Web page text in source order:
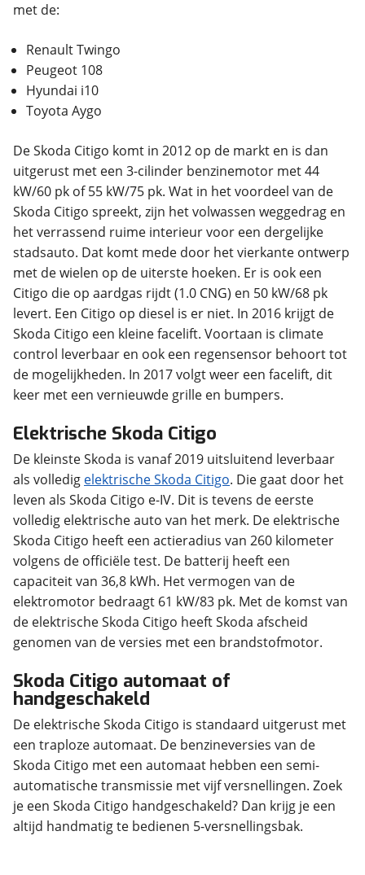
met de:
Renault Twingo
Peugeot 108
Hyundai i10
Toyota Aygo
De Skoda Citigo komt in 2012 op de markt en is dan
uitgerust met een 3-cilinder benzinemotor met 44
kW/60 pk of 55 kW/75 pk. Wat in het voordeel van de
Skoda Citigo spreekt, zijn het volwassen weggedrag en
het verrassend ruime interieur voor een dergelijke
stadsauto. Dat komt mede door het vierkante ontwerp
met de wielen op de uiterste hoeken. Er is ook een
Citigo die op aardgas rijdt (1.0 CNG) en 50 kW/68 pk
levert. Een Citigo op diesel is er niet. In 2016 krijgt de
Skoda Citigo een kleine facelift. Voortaan is climate
control leverbaar en ook een regensensor behoort tot
de mogelijkheden. In 2017 volgt weer een facelift, dit
keer met een vernieuwde grille en bumpers.
Elektrische Skoda Citigo
De kleinste Skoda is vanaf 2019 uitsluitend leverbaar
als volledig elektrische Skoda Citigo. Die gaat door het
leven als Skoda Citigo e-IV. Dit is tevens de eerste
volledig elektrische auto van het merk. De elektrische
Skoda Citigo heeft een actieradius van 260 kilometer
volgens de officiële test. De batterij heeft een
capaciteit van 36,8 kWh. Het vermogen van de
elektromotor bedraagt 61 kW/83 pk. Met de komst van
de elektrische Skoda Citigo heeft Skoda afscheid
genomen van de versies met een brandstofmotor.
Skoda Citigo automaat of
handgeschakeld
De elektrische Skoda Citigo is standaard uitgerust met
een traploze automaat. De benzineversies van de
Skoda Citigo met een automaat hebben een semi-
automatische transmissie met vijf versnellingen. Zoek
je een Skoda Citigo handgeschakeld? Dan krijg je een
altijd handmatig te bedienen 5-versnellingsbak.